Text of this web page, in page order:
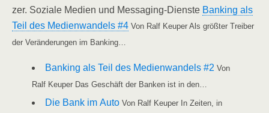
zer. Sozia­le Medi­en und Mes­sa­ging-Diens­te Ban­king als
Teil des Medi­en­wan­dels #4 Von Ralf Keu­per Als größ­ter Trei­ber
der Ver­än­de­run­gen im Banking…
Ban­king als Teil des Medi­en­wan­dels #2 Von
Ralf Keu­per Das Geschäft der Ban­ken ist in den…
Die Bank im Auto Von Ralf Keu­per In Zei­ten, in